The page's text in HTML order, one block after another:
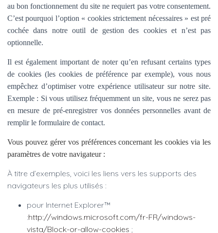
au bon fonctionnement du site ne requiert pas votre consentement.
C’est pourquoi l’option « cookies strictement nécessaires » est pré
cochée dans notre outil de gestion des cookies et n’est pas
optionnelle.
Il est également important de noter qu’en refusant certains types
de cookies (les cookies de préférence par exemple), vous nous
empêchez d’optimiser votre expérience utilisateur sur notre site.
Exemple : Si vous utilisez fréquemment un site, vous ne serez pas
en mesure de pré-enregistrer vos données personnelles avant de
remplir le formulaire de contact.
Vous pouvez gérer vos préférences concernant les cookies via les
paramètres de votre navigateur :
À titre d’exemples, voici les liens vers les supports des
navigateurs les plus utilisés :
pour Internet Explorer™
:http://windows.microsoft.com/fr-FR/windows-
vista/Block-or-allow-cookies ;